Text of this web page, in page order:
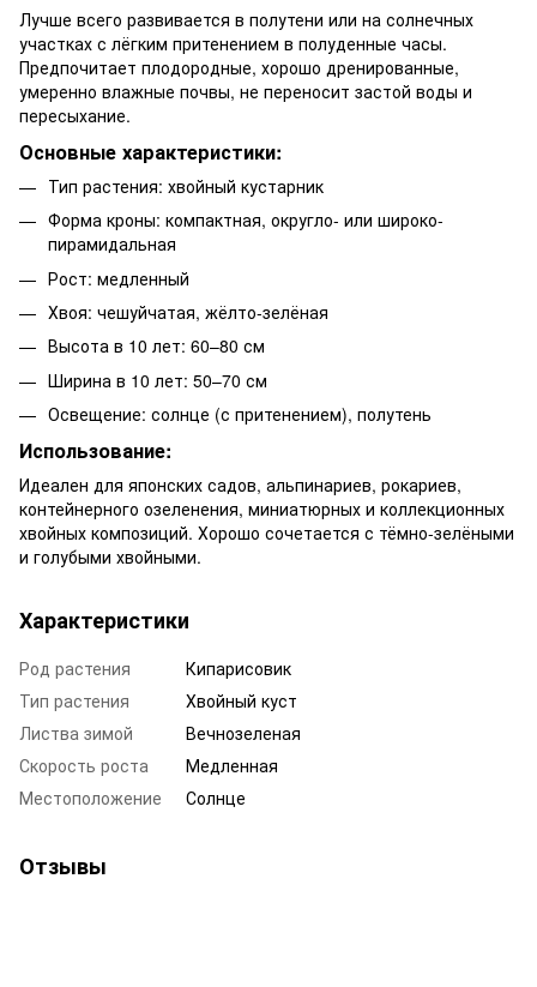
Лучше всего развивается в полутени или на солнечных
участках с лёгким притенением в полуденные часы.
Предпочитает плодородные, хорошо дренированные,
умеренно влажные почвы, не переносит застой воды и
пересыхание.
Основные характеристики:
Тип растения: хвойный кустарник
Форма кроны: компактная, округло- или широко-
пирамидальная
Рост: медленный
Хвоя: чешуйчатая, жёлто-зелёная
Высота в 10 лет: 60–80 см
Ширина в 10 лет: 50–70 см
Освещение: солнце (с притенением), полутень
Использование:
Идеален для японских садов, альпинариев, рокариев,
контейнерного озеленения, миниатюрных и коллекционных
хвойных композиций. Хорошо сочетается с тёмно-зелёными
и голубыми хвойными.
Характеристики
Род растения
Кипарисовик
Тип растения
Хвойный куст
Листва зимой
Вечнозеленая
Скорость роста
Медленная
Местоположение
Солнце
Отзывы